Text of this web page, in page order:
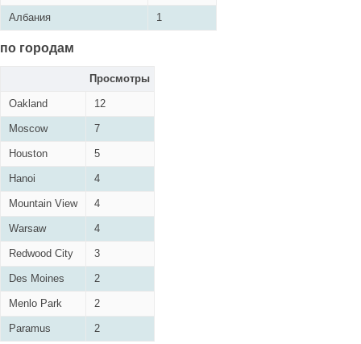
Албания 1
по городам
Просмотры
Oakland 12
Moscow 7
Houston 5
Hanoi 4
Mountain View 4
Warsaw 4
Redwood City 3
Des Moines 2
Menlo Park 2
Paramus 2